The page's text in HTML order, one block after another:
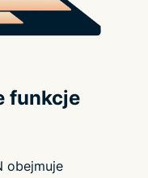
funkcje
obejmuje